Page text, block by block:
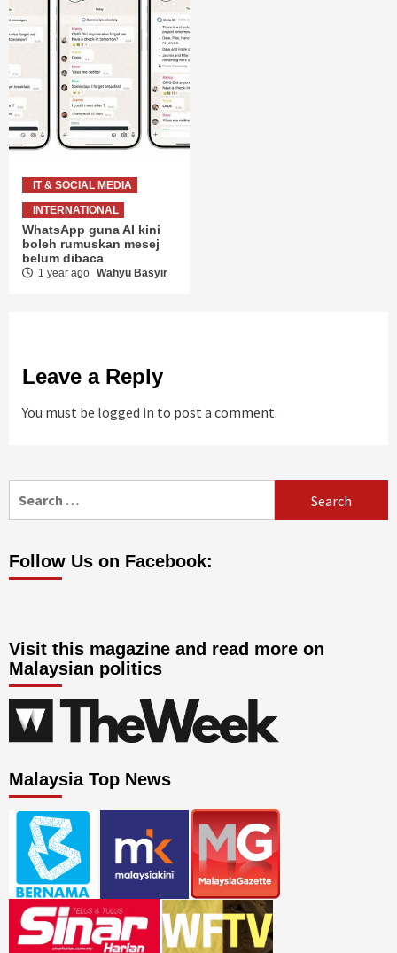
IT & SOCIAL MEDIA
INTERNATIONAL
WhatsApp guna AI kini
boleh rumuskan mesej
belum dibaca
1 year ago Wahyu Basyir
Leave a Reply
You must be logged in to post a comment.
Follow Us on Facebook:
Visit this magazine and read more on
Malaysian politics
Malaysia Top News